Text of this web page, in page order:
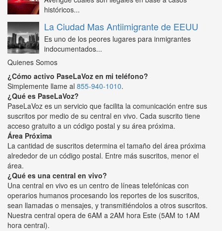
históricos...
La Ciudad Mas Antiimigrante de EEUU
Es uno de los peores lugares para inmigrantes
indocumentados...
Quienes Somos
¿Cómo activo PaseLaVoz en mi teléfono?
Simplemente llame al 855-940-1010.
¿Qué es PaseLaVoz?
PaseLaVoz es un servicio que facilita la comunicación entre sus
suscritos por medio de su central en vivo. Cada suscrito tiene
acceso gratuito a un código postal y su área próxima.
Área Próxima
La cantidad de suscritos determina el tamaño del área próxima
alrededor de un código postal. Entre más suscritos, menor el
área.
¿Qué es una central en vivo?
Una central en vivo es un centro de líneas telefónicas con
operarios humanos procesando los reportes de los suscritos,
sean llamadas o mensajes, y transmitiéndolos a otros suscritos.
Nuestra central opera de 6AM a 2AM hora Este (5AM to 1AM
hora central).